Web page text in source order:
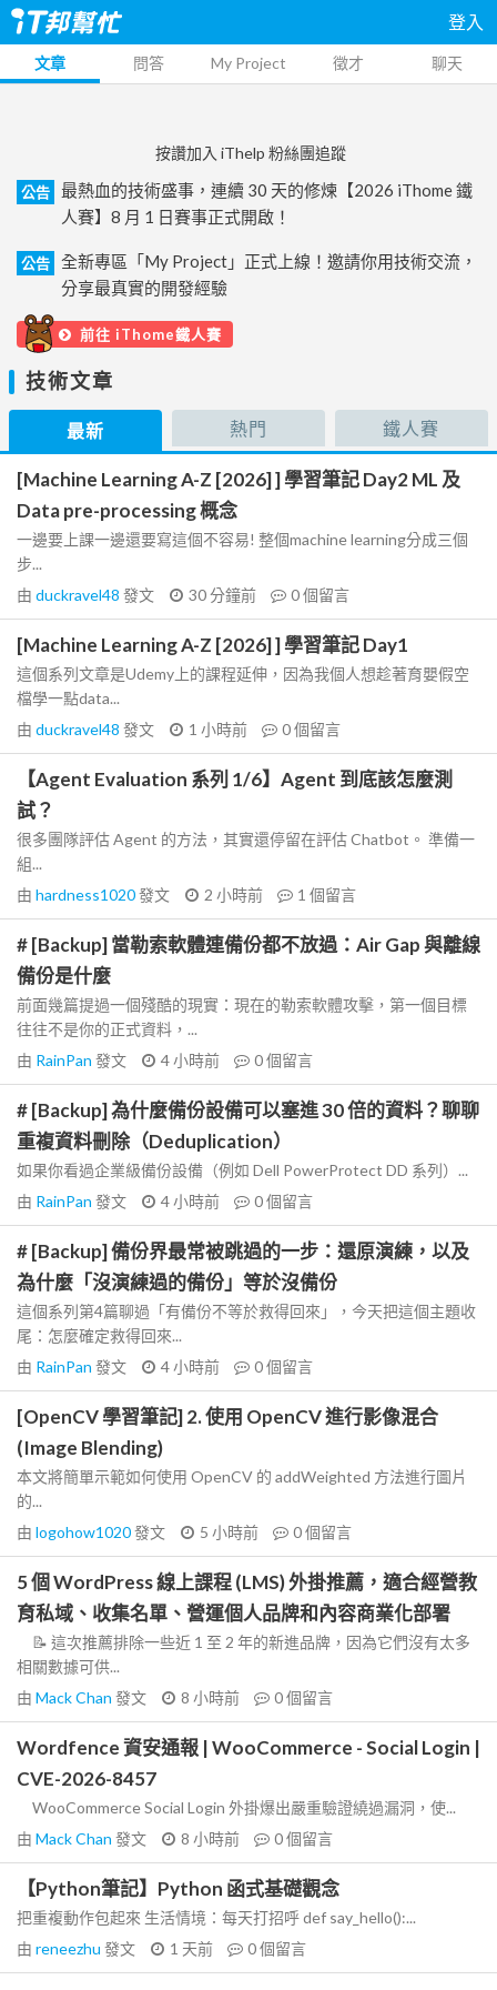
登入
文章 問答 My Project 徵才 聊天
按讚加入 iThelp 粉絲團追蹤
公告
最熱血的技術盛事，連續 30 天的修煉【2026 iThome 鐵
人賽】8 月 1 日賽事正式開啟！
公告
全新專區「My Project」正式上線！邀請你用技術交流，
分享最真實的開發經驗
前往 iThome鐵人賽
技術文章
最新 熱門 鐵人賽
[Machine Learning A-Z [2026] ] 學習筆記 Day2 ML 及
Data pre-processing 概念
一邊要上課一邊還要寫這個不容易! 整個machine learning分成三個
步...
由 duckravel48 發文 30 分鐘前 0個留言
[Machine Learning A-Z [2026] ] 學習筆記 Day1
這個系列文章是Udemy上的課程延伸，因為我個人想趁著育嬰假空
檔學一點data...
由 duckravel48 發文 1 小時前 0個留言
【Agent Evaluation 系列 1/6】Agent 到底該怎麼測
試？
很多團隊評估 Agent 的方法，其實還停留在評估 Chatbot。 準備一
組...
由 hardness1020發文 2 小時前 1 個留言
# [Backup] 當勒索軟體連備份都不放過：Air Gap 與離線
備份是什麼
前面幾篇提過一個殘酷的現實：現在的勒索軟體攻擊，第一個目標
往往不是你的正式資料，...
由 RainPan 發文 4 小時前 0個留言
# [Backup] 為什麼備份設備可以塞進 30 倍的資料？聊聊
重複資料刪除（Deduplication）
如果你看過企業級備份設備（例如 Dell PowerProtect DD 系列）...
由 RainPan 發文 4 小時前 0個留言
# [Backup] 備份界最常被跳過的一步：還原演練，以及
為什麼「沒演練過的備份」等於沒備份
這個系列第4篇聊過「有備份不等於救得回來」，今天把這個主題收
尾：怎麼確定救得回來...
由 RainPan 發文 4 小時前 0個留言
[OpenCV 學習筆記] 2. 使用 OpenCV 進行影像混合
(Image Blending)
本文將簡單示範如何使用 OpenCV 的 addWeighted 方法進行圖片
的...
由 logohow1020發文 5 小時前 0個留言
5 個 WordPress 線上課程 (LMS) 外掛推薦，適合經營教
育私域、收集名單、營運個人品牌和內容商業化部署
📝 這次推薦排除一些近 1 至 2 年的新進品牌，因為它們沒有太多
相關數據可供...
由 Mack Chan 發文 8 小時前 0個留言
Wordfence 資安通報 | WooCommerce - Social Login |
CVE-2026-8457
WooCommerce Social Login 外掛爆出嚴重驗證繞過漏洞，使...
由 Mack Chan 發文 8 小時前 0個留言
【Python筆記】Python 函式基礎觀念
把重複動作包起來 生活情境：每天打招呼 def say_hello():...
由 reneezhu 發文 1 天前 0個留言